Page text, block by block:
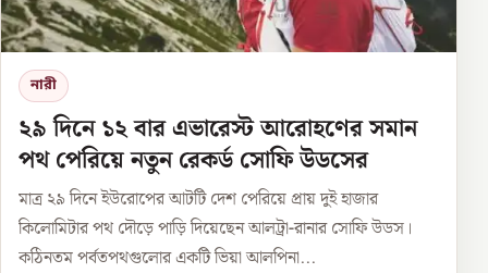
নারী
২৯ দিনে ১২ বার এভারেস্ট আরোহণের সমান
পথ পেরিয়ে নতুন রেকর্ড সোফি উডসের
মাত্র ২৯ দিনে ইউরোপের আটটি দেশ পেরিয়ে প্রায় দুই হাজার
কিলোমিটার পথ দৌড়ে পাড়ি দিয়েছেন আলট্রা-রানার সোফি উডস।
কঠিনতম পর্বতপথগুলোর একটি ভিয়া আলপিনা...